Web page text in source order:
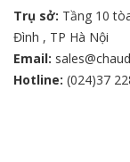
Trụ sở: Tầng 10
Đình , TP Hà Nội
Email:
Hotline: (024)37